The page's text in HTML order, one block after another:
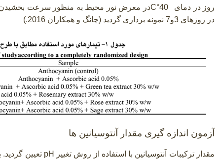
روز در دمای
C°40در معرض نور محیط به منظور سرعت بخشیدن
در روزهای 3و7 نمونه برداری گردید (چانگ و همکاران 2016
.
)
آزمون اندازه گیری مقدار آنتوسیانین ها
مقدار ترکیبات آنتوسیانین با استفاده از روش تغییر
pH